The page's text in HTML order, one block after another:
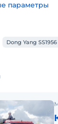
параметры
Dong Yang SS1956